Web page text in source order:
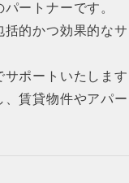
ートナーです。
的かつ効果的なサ
ポートいたします
賃貸物件やアパ